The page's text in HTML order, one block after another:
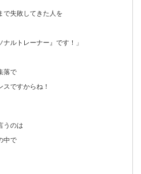
で失敗してきた人を
ナルトレーナー』です！」
落で
ですからね！
うのは
中で